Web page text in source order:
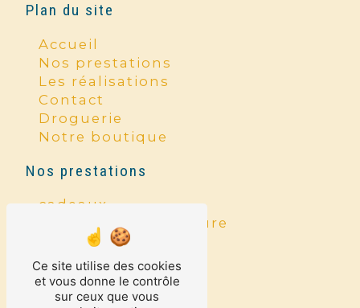
Plan du site
Accueil
Nos prestations
Les réalisations
Contact
Droguerie
Notre boutique
Nos prestations
cadeaux
entreprise de peinture
ravalement
droguerie
maroquinerie
peinture intérieure
Ce site utilise des cookies
et vous donne le contrôle
sur ceux que vous